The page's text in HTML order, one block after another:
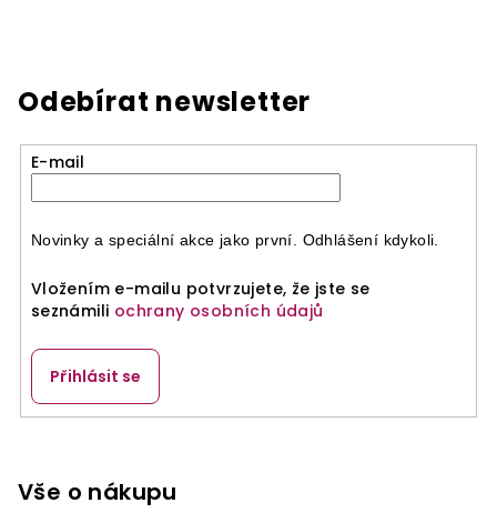
Odebírat newsletter
E-mail
Novinky a speciální akce jako první. Odhlášení kdykoli.
Vložením e-mailu potvrzujete, že jste se
seznámili ochrany osobních údajů
Přihlásit se
Vše o nákupu